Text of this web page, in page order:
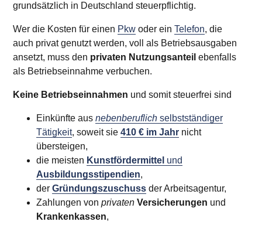
grundsätzlich in Deutschland steuerpflichtig.
Wer die Kosten für einen Pkw oder einTelefon, die
auch privat genutzt werden, voll als Betriebsausgaben
ansetzt, muss den privaten Nutzungsanteil ebenfalls
als Betriebseinnahme verbuchen.
Keine Betriebseinnahmen und somit steuerfrei sind
Einkünfte ausnebenberuflich selbstständiger
Tätigkeit, soweit sie410 € im Jahr nicht
übersteigen,
die meisten Kunstfördermittel und
Ausbildungsstipendien,
derGründungszuschuss der Arbeitsagentur,
Zahlungen vonprivaten Versicherungen und
Krankenkassen,